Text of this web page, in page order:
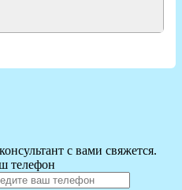
с вами свяжется.
телефон